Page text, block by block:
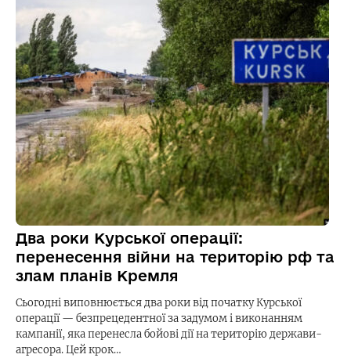
Два роки Курської операції:
перенесення війни на територію рф та
злам планів Кремля
Сьогодні виповнюється два роки від початку Курської
операції — безпрецедентної за задумом і виконанням
кампанії, яка перенесла бойові дії на територію держави-
агресора. Цей крок…